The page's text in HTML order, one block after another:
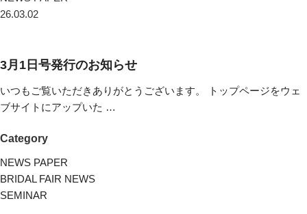
26.03.02
3月1日号発行のお知らせ
いつもご覧いただきありがとうございます。 トップページをウェ
ブサイトにアップいた …
Category
NEWS PAPER
BRIDAL FAIR NEWS
SEMINAR